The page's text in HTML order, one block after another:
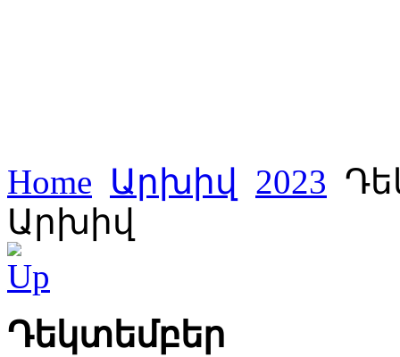
Home Արխիվ 2023
Արխիվ
Դեկտեմբեր